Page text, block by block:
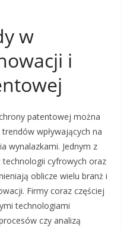
w
i
patentowej można
wpływających na
wynalazkami. Jednym z
cyfrowych oraz
oblicze wielu branż i
Firmy coraz częściej
technologiami
czy analizą